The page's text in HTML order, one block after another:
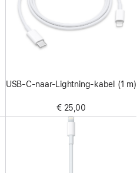
USB‑C-naar-Lightning-kabel (1 m)
€ 25,00